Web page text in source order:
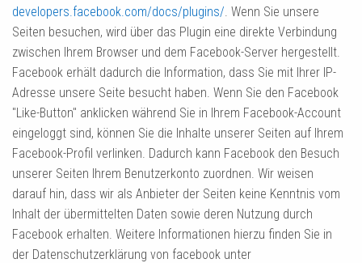
developers.facebook.com/docs/plugins/. Wenn Sie unsere
Seiten besuchen, wird über das Plugin eine direkte Verbindung
zwischen Ihrem Browser und dem Facebook-Server hergestellt.
Facebook erhält dadurch die Information, dass Sie mit Ihrer IP-
Adresse unsere Seite besucht haben. Wenn Sie den Facebook
"Like-Button" anklicken während Sie in Ihrem Facebook-Account
eingeloggt sind, können Sie die Inhalte unserer Seiten auf Ihrem
Facebook-Profil verlinken. Dadurch kann Facebook den Besuch
unserer Seiten Ihrem Benutzerkonto zuordnen. Wir weisen
darauf hin, dass wir als Anbieter der Seiten keine Kenntnis vom
Inhalt der übermittelten Daten sowie deren Nutzung durch
Facebook erhalten. Weitere Informationen hierzu finden Sie in
der Datenschutzerklärung von facebook unter